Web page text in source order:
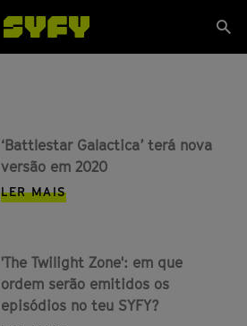
‘Battlestar Galactica’ terá nova
versão em 2020
LER MAIS
'The Twilight Zone': em que
ordem serão emitidos os
episódios no teu SYFY?